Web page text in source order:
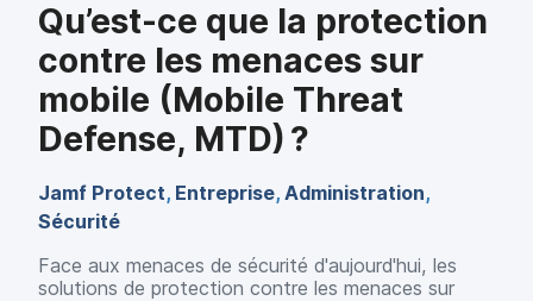
Qu’est-ce que la protection
contre les menaces sur
mobile (Mobile Threat
Defense, MTD) ?
Jamf Protect, Entreprise, Administration,
Sécurité
Face aux menaces de sécurité d'aujourd'hui, les
solutions de protection contre les menaces sur